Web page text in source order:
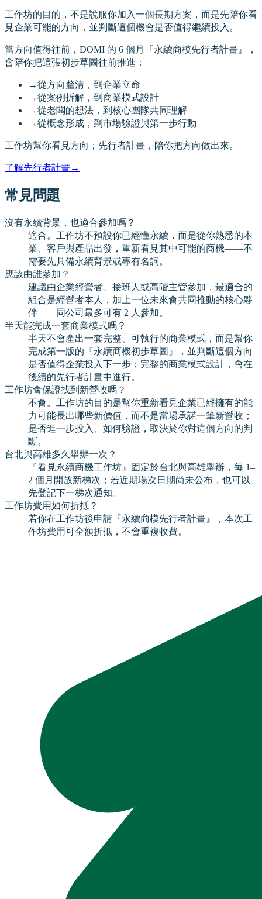
工作坊的目的，不是說服你加入一個長期方案，而是先陪你看
見企業可能的方向，並判斷這個機會是否值得繼續投入。
當方向值得往前，DOMI 的 6 個月『永續商模先行者計畫』，
會陪你把這張初步草圖往前推進：
→從方向釐清，到企業立命
→從案例拆解，到商業模式設計
→從老闆的想法，到核心團隊共同理解
→從概念形成，到市場驗證與第一步行動
工作坊幫你看見方向；先行者計畫，陪你把方向做出來。
了解先行者計畫→
常見問題
沒有永續背景，也適合參加嗎？
適合。工作坊不預設你已經懂永續，而是從你熟悉的本
業、客戶與產品出發，重新看見其中可能的商機——不
需要先具備永續背景或專有名詞。
應該由誰參加？
建議由企業經營者、接班人或高階主管參加，最適合的
組合是經營者本人，加上一位未來會共同推動的核心夥
伴——同公司最多可有 2 人參加。
半天能完成一套商業模式嗎？
半天不會產出一套完整、可執行的商業模式，而是幫你
完成第一版的『永續商機初步草圖』，並判斷這個方向
是否值得企業投入下一步；完整的商業模式設計，會在
後續的先行者計畫中進行。
工作坊會保證找到新營收嗎？
不會。工作坊的目的是幫你重新看見企業已經擁有的能
力可能長出哪些新價值，而不是當場承諾一筆新營收；
是否進一步投入、如何驗證，取決於你對這個方向的判
斷。
台北與高雄多久舉辦一次？
『看見永續商機工作坊』固定於台北與高雄舉辦，每 1–
2 個月開放新梯次；若近期場次日期尚未公布，也可以
先登記下一梯次通知。
工作坊費用如何折抵？
若你在工作坊後申請『永續商模先行者計畫』，本次工
作坊費用可全額折抵，不會重複收費。